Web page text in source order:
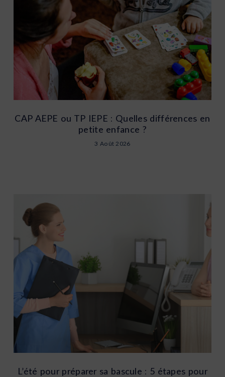
CAP AEPE ou TP IEPE : Quelles différences en
petite enfance ?
3 Août 2026
L’été pour préparer sa bascule : 5 étapes pour